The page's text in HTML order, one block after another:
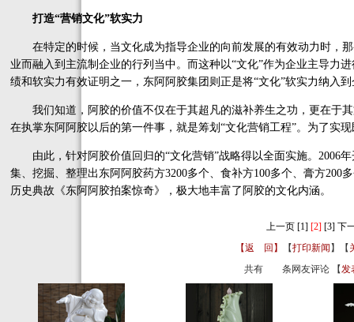
打造“营销文化”软实力
在特定的时候，当文化成为指导企业的向前发展的有效动力时，
业而融入到主流制企业的行列当中。而这种以“文化”作为企业主导力
绩和软实力有效证明之一，东阿阿胶集团则正是将“文化”软实力纳入
我们知道，阿胶的价值不仅在于其超凡的滋补养生之功，更在于其
在执掌东阿阿胶以后的第一件事，就是筹划“文化营销工程”。为了实
由此，针对阿胶价值回归的“文化营销”战略得以全面实施。2006
集、挖掘、整理出东阿阿胶药方3200多个、食补方100多个、膏方200
历史典故《东阿阿胶拍案惊奇》，极大地丰富了阿胶的文化内涵。
上一页 [1] [2] [3] 下
【返 回】
【打印新闻 】【
共有
条网友评论 【发